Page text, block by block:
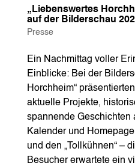
„Liebenswertes
auf der Bilderschau
Presse
Ein Nachmittag voller
Einblicke: Bei der
Horchheim“
aktuelle Projekte,
spannende Geschichten
Kalender und
und den „Tollkühnen“ –
Besucher erwartete ein